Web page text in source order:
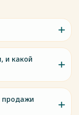
и какой
продажи